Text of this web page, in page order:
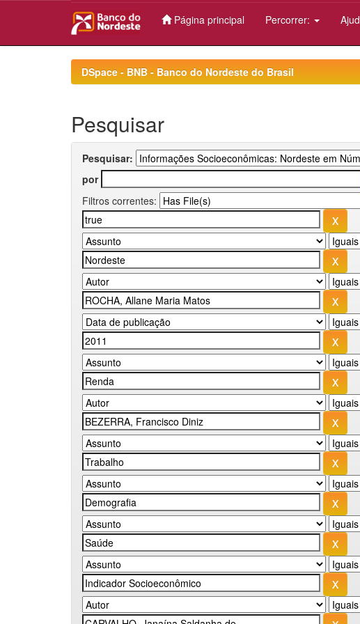
Página principal Percorrer:
DSpace - BNB - Banco do Nordeste do Brasil
Pesquisar
Pesquisar:
por
Filtros correntes: